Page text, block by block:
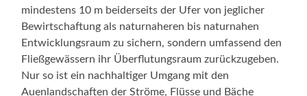
mindestens 10 m beiderseits der Ufer von jeglicher
Bewirtschaftung als naturnaheren bis naturnahen
Entwicklungsraum zu sichern, sondern umfassend den
Fließgewässern ihr Überflutungsraum zurückzugeben.
Nur so ist ein nachhaltiger Umgang mit den
Auenlandschaften der Ströme, Flüsse und Bäche